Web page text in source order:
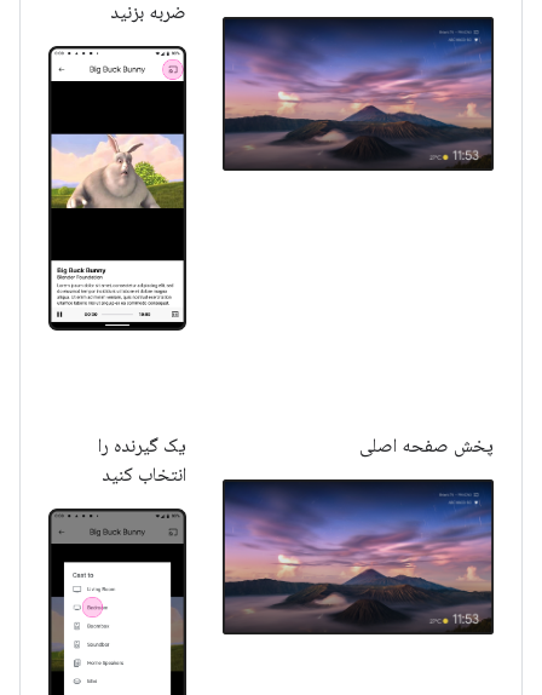
ضربه بزنید
یک گیرنده را
انتخاب کنید
پخش صفحه اصلی